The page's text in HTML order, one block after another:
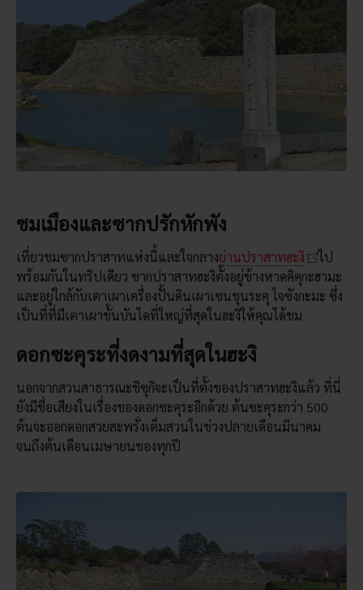
ชมเมืองและซากปรักหักพัง
เที่ยวชมซากปราสาทแห่งนี้และใจกลางย่านปราสาทฮะงิ
ไป
พร้อมกันในทริปเดียว ซากปราสาทฮะงิตั้งอยู่ข้างหาดคิคุกะฮามะ
และอยู่ใกล้กับเตาเผาเครื่องปั้นดินเผาเซนชุนระคุ โจซังกะมะ ซึ่ง
เป็นที่ที่มีเตาเผาขั้นบันไดที่ใหญ่ที่สุดในฮะงิให้คุณได้ชม
ดอกซะคุระที่งดงามที่สุดในฮะงิ
นอกจากสวนสาธารณะชิซุกิจะเป็นที่ตั้งของปราสาทฮะงิแล้ว ที่นี่
ยังมีชื่อเสียงในเรื่องของดอกซะคุระอีกด้วย ต้นซะคุระกว่า 500
ต้นจะออกดอกสวยสะพรั่งเต็มสวนในช่วงปลายเดือนมีนาคม
จนถึงต้นเดือนเมษายนของทุกปี